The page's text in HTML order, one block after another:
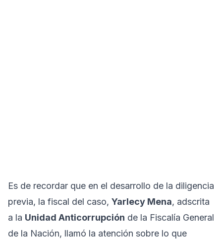
Es de recordar que en el desarrollo de la diligencia
previa, la fiscal del caso, Yarlecy Mena, adscrita
a la Unidad Anticorrupción de la Fiscalía General
de la Nación, llamó la atención sobre lo que